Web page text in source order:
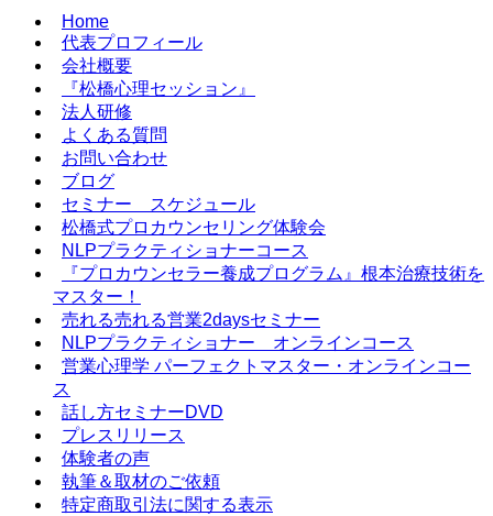
Home
代表プロフィール
会社概要
『松橋心理セッション』
法人研修
よくある質問
お問い合わせ
ブログ
セミナー スケジュール
松橋式プロカウンセリング体験会
NLPプラクティショナーコース
『プロカウンセラー養成プログラム』根本治療技術を
マスター！
売れる売れる営業2daysセミナー
NLPプラクティショナー オンラインコース
営業心理学 パーフェクトマスター・オンラインコー
ス
話し方セミナーDVD
プレスリリース
体験者の声
執筆＆取材のご依頼
特定商取引法に関する表示